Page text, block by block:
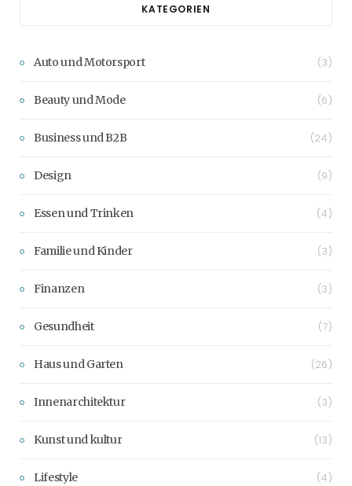
KATEGORIEN
Auto und Motorsport (3)
Beauty und Mode (6)
Business und B2B (24)
Design (9)
Essen und Trinken (4)
Familie und Kinder (3)
Finanzen (3)
Gesundheit (7)
Haus und Garten (26)
Innenarchitektur (3)
Kunst und kultur (13)
Lifestyle (4)